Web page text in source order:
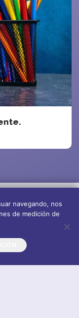
navegando, nos
de medición de